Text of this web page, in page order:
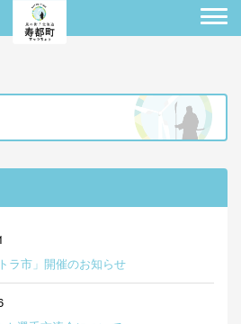
ラ市」開催のお知らせ